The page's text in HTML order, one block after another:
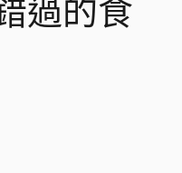
過的食